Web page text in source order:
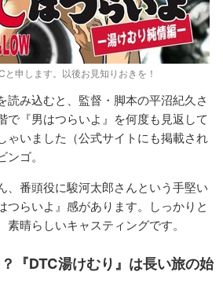
と申します。以後お見知りおきを！
読み込むと、監督・脚本の平沼紀久さ
で『男はつらいよ』を何度も見返して
ゃいました（公式サイトにも掲載され
ゴ。
、番頭役に駿河太郎さんという手堅い
つらいよ』感があります。しっかりと
素晴らしいキャスティングです。
『DTC湯けむり』は長い旅の始